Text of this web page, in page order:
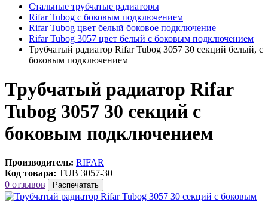
Стальные трубчатые радиаторы
Rifar Tubog с боковым подключением
Rifar Tubog цвет белый боковое подключение
Rifar Tubog 3057 цвет белый с боковым подключением
Трубчатый радиатор Rifar Tubog 3057 30 секций белый, с
боковым подключением
Трубчатый радиатор Rifar
Tubog 3057 30 секций с
боковым подключением
Производитель: RIFAR
Код товара: TUB 3057-30
0 отзывов
Распечатать